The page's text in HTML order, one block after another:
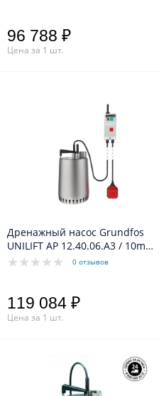
96 788 ₽
Цена за 1 шт.
Дренажный насос Grundfos
UNILIFT AP 12.40.06.A3 / 10m
0,90/0,60kW 1,6A 3x400V 50Hz
0 отзывов
119 084 ₽
Цена за 1 шт.